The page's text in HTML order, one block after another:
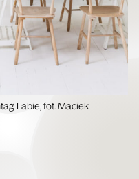
Labie, fot. Maciek